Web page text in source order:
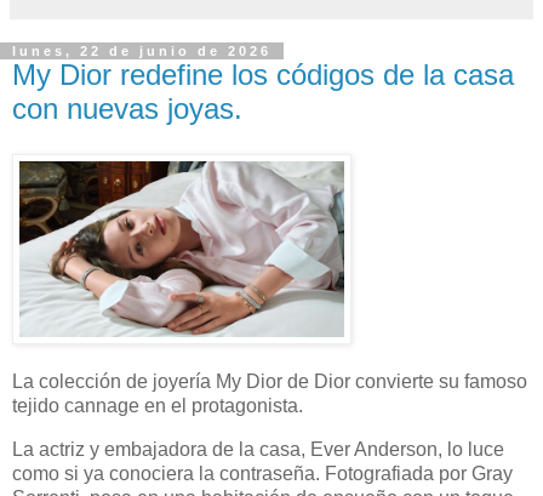
lunes, 22 de junio de 2026
My Dior redefine los códigos de la casa
con nuevas joyas.
La colección de joyería My Dior de Dior convierte su famoso
tejido cannage en el protagonista.
La actriz y embajadora de la casa, Ever Anderson, lo luce
como si ya conociera la contraseña. Fotografiada por Gray